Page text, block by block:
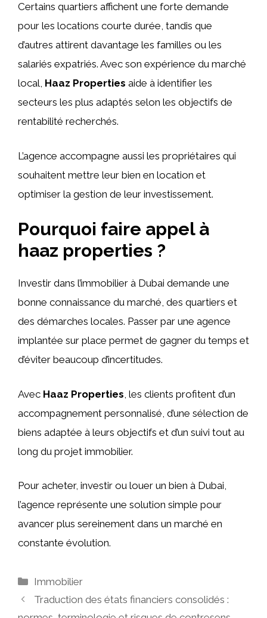
Certains quartiers affichent une forte demande
pour les locations courte durée, tandis que
d’autres attirent davantage les familles ou les
salariés expatriés. Avec son expérience du marché
local, Haaz Properties aide à identifier les
secteurs les plus adaptés selon les objectifs de
rentabilité recherchés.
L’agence accompagne aussi les propriétaires qui
souhaitent mettre leur bien en location et
optimiser la gestion de leur investissement.
Pourquoi faire appel à
haaz properties ?
Investir dans l’immobilier à Dubai demande une
bonne connaissance du marché, des quartiers et
des démarches locales. Passer par une agence
implantée sur place permet de gagner du temps et
d’éviter beaucoup d’incertitudes.
Avec Haaz Properties , les clients profitent d’un
accompagnement personnalisé, d’une sélection de
biens adaptée à leurs objectifs et d’un suivi tout au
long du projet immobilier.
Pour acheter, investir ou louer un bien à Dubai,
l’agence représente une solution simple pour
avancer plus sereinement dans un marché en
constante évolution.
Catégories
Immobilier
Traduction des états financiers consolidés :